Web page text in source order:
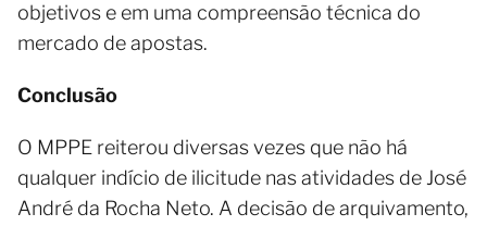
objetivos e em uma compreensão técnica do
mercado de apostas.
Conclusão
O MPPE reiterou diversas vezes que não há
qualquer indício de ilicitude nas atividades de José
André da Rocha Neto. A decisão de arquivamento,